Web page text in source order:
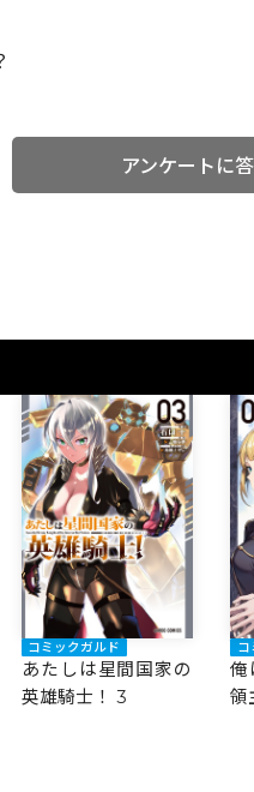
アンケートに
コミックガルド
あたしは星間国家の
英雄騎士！ 3
コ
俺
領